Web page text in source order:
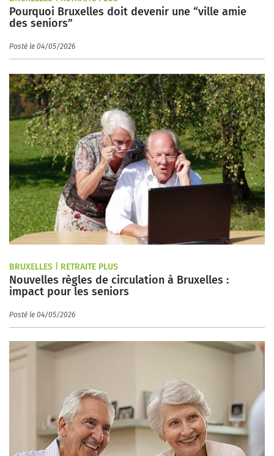
Pourquoi Bruxelles doit devenir une “ville amie
des seniors”
Posté le 04/05/2026
BRUXELLES | RETRAITE PLUS
Nouvelles règles de circulation à Bruxelles :
impact pour les seniors
Posté le 04/05/2026